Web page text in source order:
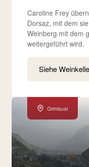
Caroline Frey
Dorsaz, mit dem
Weinberg mit dem
weitergeführt wird.
Siehe
Grimisuat